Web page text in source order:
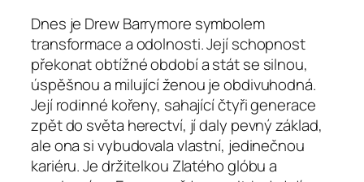
Dnes je Drew Barrymore symbolem
transformace a odolnosti. Její schopnost
překonat obtížné období a stát se silnou,
úspěšnou a milující ženou je obdivuhodná.
Její rodinné kořeny, sahající čtyři generace
zpět do světa herectví, jí daly pevný základ,
ale ona si vybudovala vlastní, jedinečnou
kariéru. Je držitelkou Zlatého glóbu a